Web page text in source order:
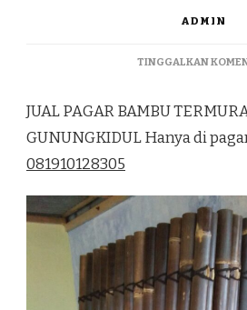
ADMIN
TINGGALKAN
JUAL PAGAR BAMBU
GUNUNGKIDUL Hanya di
081910128305